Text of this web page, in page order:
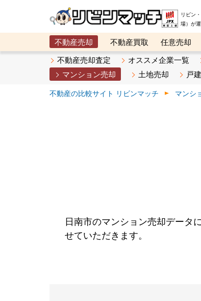
リビン
場）が
不動産売却 不動産買取 任意売却
メタ住宅展示場
ベスト不動産カンパニー
不動産売却査定 オススメ企業一覧
マンション売却
土地売却 戸
不動産の比較サイト リビンマッチ マンシ
日南市のマンション売却データ
せていただきます。